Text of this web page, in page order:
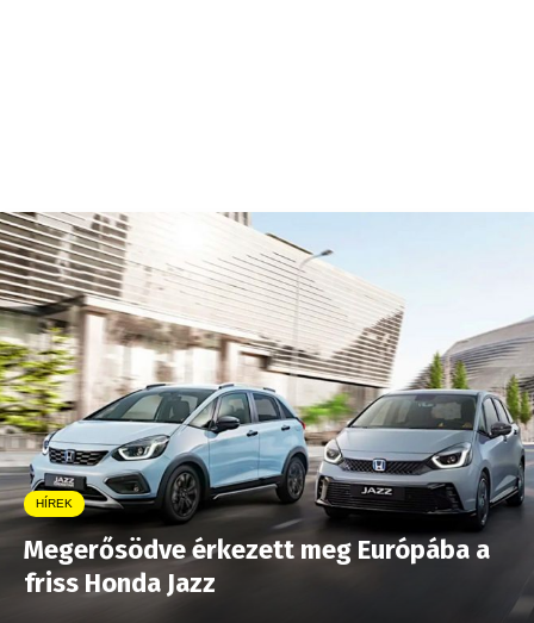
HÍREK
Megerősödve érkezett meg Európába a
friss Honda Jazz